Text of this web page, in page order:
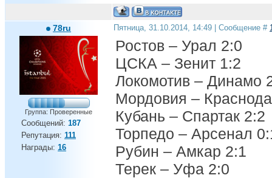
78ru
Группа: Проверенные
Сообщений: 187
Репутация: 111
Награды: 16
Пятница, 31.10.2014, 14:49 | Сообщение #
Ростов – Урал 2:0
ЦСКА – Зенит 1:2
Локомотив – Динамо
Мордовия –
Кубань – Спартак 2:2
Торпедо – Арсенал
Рубин – Амкар 2:1
Терек – Уфа 2:0